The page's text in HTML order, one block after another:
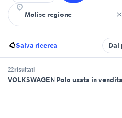
Salva ricerca Dal
22 risultati
VOLKSWAGEN Polo usata in